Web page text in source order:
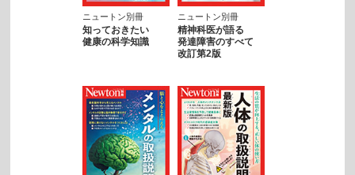
ニュートン別冊
知っておきたい
健康の科学知識
ニュートン別冊
精神科医が語る
発達障害のすべて
改訂第2版